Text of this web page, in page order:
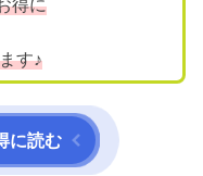
す♪
に読む